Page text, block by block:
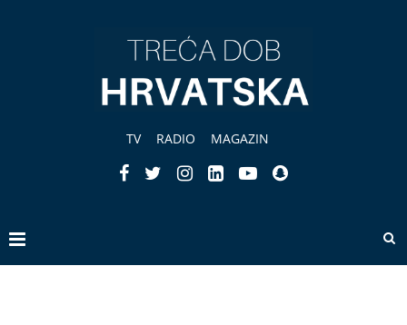
TV RADIO MAGAZIN